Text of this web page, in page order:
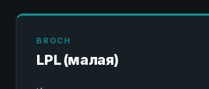
BROCH
LPL (малая)